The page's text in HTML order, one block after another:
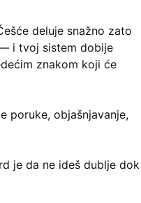
deluje snažno zato
i tvoj sistem dobije
znakom koji će
poruke, objašnjavanje,
je da ne ideš dublje dok